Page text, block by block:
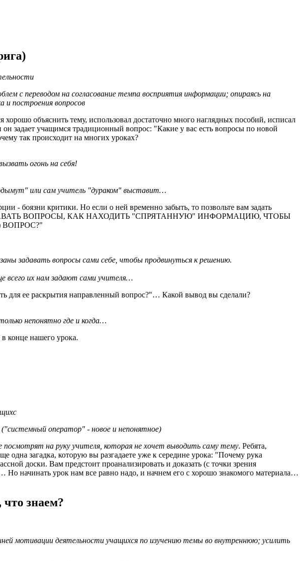
с переводом на согласование темпа восприятия информации; опираясь на
и построения вопросов
объяснить тему, использовал достаточно много наглядных пособий, исписал
задает учащимся традиционный вопрос: "Какие у вас есть вопросы по новой
так происходит на многих уроках?
огонь на себя!
или сам учитель "дураком" выставит…
- боязни критики. Но если о ней временно забыть, то позвольте вам задать
ЗАДАВАТЬ ВОПРОСЫ, КАК НАХОДИТЬ "СПРЯТАННУЮ" ИНФОРМАЦИЮ, ЧТОБЫ
ВОПРОС?"
задавать вопросы сами себе, чтобы продвинуться к решению.
всего их нам задают сами учителя…
для ее раскрытия направленный вопрос?"… Какой вывод вы сделали?
непонятно где и когда…
конце нашего урока.
оператор" - новое и непонятное)
посмотрят на руку учителя, которая не хочет выводить саму тему. Ребята,
одна загадка, которую вы разгадаете уже к середине урока: "Почему рука
доски. Вам предстоит проанализировать и доказать (с точки зрения
начинать урок нам все равно надо, и начнем его с хорошо знакомого материала…
знаем?
мотивации деятельности учащихся по изучению темы во внутреннюю; усилить